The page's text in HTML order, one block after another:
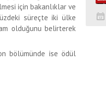
için bakanlıklar ve
süreçte iki ülke
olduğunu belirterek
bölümünde ise ödül